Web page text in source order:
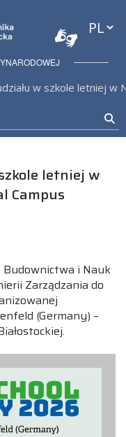
Politechnika
w szkole letniej w
letniej w
Campus
i Nauk
Zarządzania do
(Germany) –